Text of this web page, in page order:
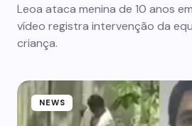
Leoa ataca menina de 10 anos
vídeo registra intervenção da
criança.
NEWS